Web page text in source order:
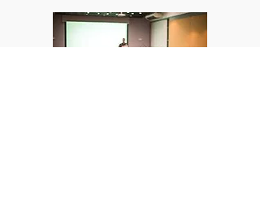
透過音樂治療介紹﹑個案分享及音
樂互動體驗，讓參加者對音樂治療